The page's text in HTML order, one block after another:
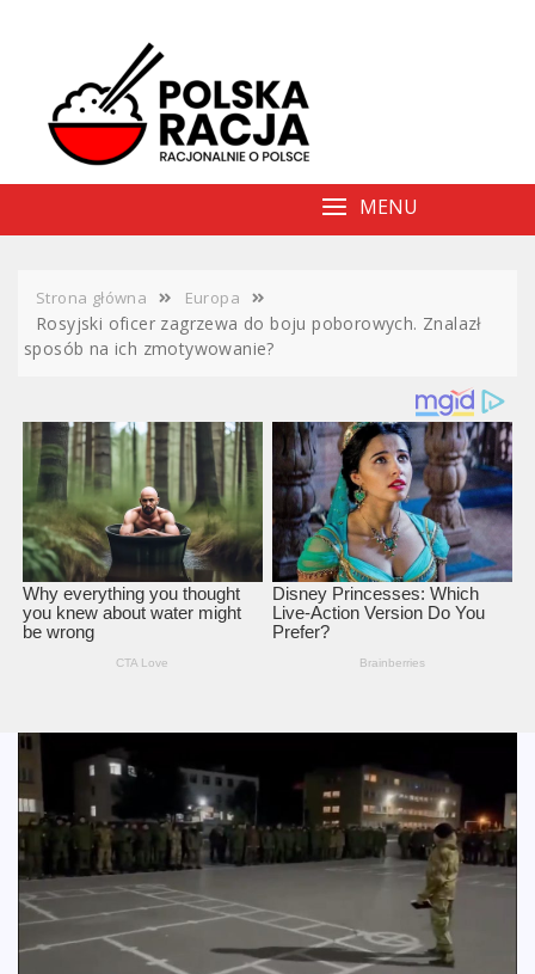
MENU
Strona główna Europa
Rosyjski oficer zagrzewa do boju poborowych. Znalazł
sposób na ich zmotywowanie?